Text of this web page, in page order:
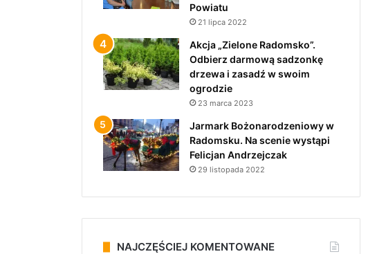
Powiatu
21 lipca 2022
Akcja „Zielone Radomsko”.
Odbierz darmową sadzonkę
drzewa i zasadź w swoim
ogrodzie
23 marca 2023
Jarmark Bożonarodzeniowy w
Radomsku. Na scenie wystąpi
Felicjan Andrzejczak
29 listopada 2022
NAJCZĘŚCIEJ KOMENTOWANE